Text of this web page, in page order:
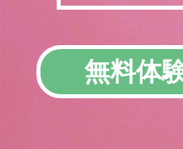
無料体